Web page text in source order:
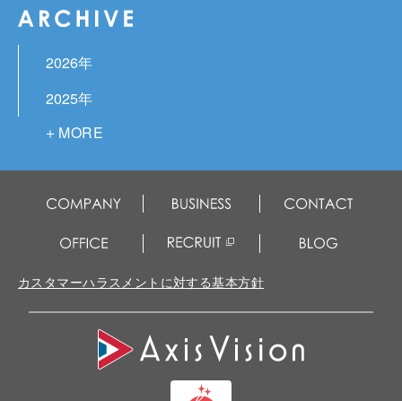
2026年
2025年
2024年
2023年
2022年
2021年
2020年
2019年
カスタマーハラスメントに対する基本方針